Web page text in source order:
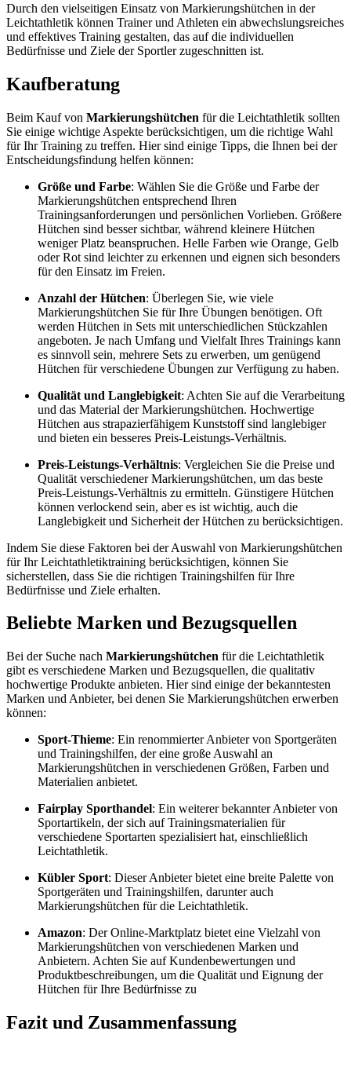
Durch den vielseitigen Einsatz von Markierungshütchen in der
Leichtathletik können Trainer und Athleten ein abwechslungsreiches
und effektives Training gestalten, das auf die individuellen
Bedürfnisse und Ziele der Sportler zugeschnitten ist.
Kaufberatung
Beim Kauf von Markierungshütchen für die Leichtathletik sollten
Sie einige wichtige Aspekte berücksichtigen, um die richtige Wahl
für Ihr Training zu treffen. Hier sind einige Tipps, die Ihnen bei der
Entscheidungsfindung helfen können:
Größe und Farbe: Wählen Sie die Größe und Farbe der
Markierungshütchen entsprechend Ihren
Trainingsanforderungen und persönlichen Vorlieben. Größere
Hütchen sind besser sichtbar, während kleinere Hütchen
weniger Platz beanspruchen. Helle Farben wie Orange, Gelb
oder Rot sind leichter zu erkennen und eignen sich besonders
für den Einsatz im Freien.
Anzahl der Hütchen: Überlegen Sie, wie viele
Markierungshütchen Sie für Ihre Übungen benötigen. Oft
werden Hütchen in Sets mit unterschiedlichen Stückzahlen
angeboten. Je nach Umfang und Vielfalt Ihres Trainings kann
es sinnvoll sein, mehrere Sets zu erwerben, um genügend
Hütchen für verschiedene Übungen zur Verfügung zu haben.
Qualität und Langlebigkeit: Achten Sie auf die Verarbeitung
und das Material der Markierungshütchen. Hochwertige
Hütchen aus strapazierfähigem Kunststoff sind langlebiger
und bieten ein besseres Preis-Leistungs-Verhältnis.
Preis-Leistungs-Verhältnis: Vergleichen Sie die Preise und
Qualität verschiedener Markierungshütchen, um das beste
Preis-Leistungs-Verhältnis zu ermitteln. Günstigere Hütchen
können verlockend sein, aber es ist wichtig, auch die
Langlebigkeit und Sicherheit der Hütchen zu berücksichtigen.
Indem Sie diese Faktoren bei der Auswahl von Markierungshütchen
für Ihr Leichtathletiktraining berücksichtigen, können Sie
sicherstellen, dass Sie die richtigen Trainingshilfen für Ihre
Bedürfnisse und Ziele erhalten.
Beliebte Marken und Bezugsquellen
Bei der Suche nach Markierungshütchen für die Leichtathletik
gibt es verschiedene Marken und Bezugsquellen, die qualitativ
hochwertige Produkte anbieten. Hier sind einige der bekanntesten
Marken und Anbieter, bei denen Sie Markierungshütchen erwerben
können:
Sport-Thieme: Ein renommierter Anbieter von Sportgeräten
und Trainingshilfen, der eine große Auswahl an
Markierungshütchen in verschiedenen Größen, Farben und
Materialien anbietet.
Fairplay Sporthandel: Ein weiterer bekannter Anbieter von
Sportartikeln, der sich auf Trainingsmaterialien für
verschiedene Sportarten spezialisiert hat, einschließlich
Leichtathletik.
Kübler Sport: Dieser Anbieter bietet eine breite Palette von
Sportgeräten und Trainingshilfen, darunter auch
Markierungshütchen für die Leichtathletik.
Amazon: Der Online-Marktplatz bietet eine Vielzahl von
Markierungshütchen von verschiedenen Marken und
Anbietern. Achten Sie auf Kundenbewertungen und
Produktbeschreibungen, um die Qualität und Eignung der
Hütchen für Ihre Bedürfnisse zu
Fazit und Zusammenfassung